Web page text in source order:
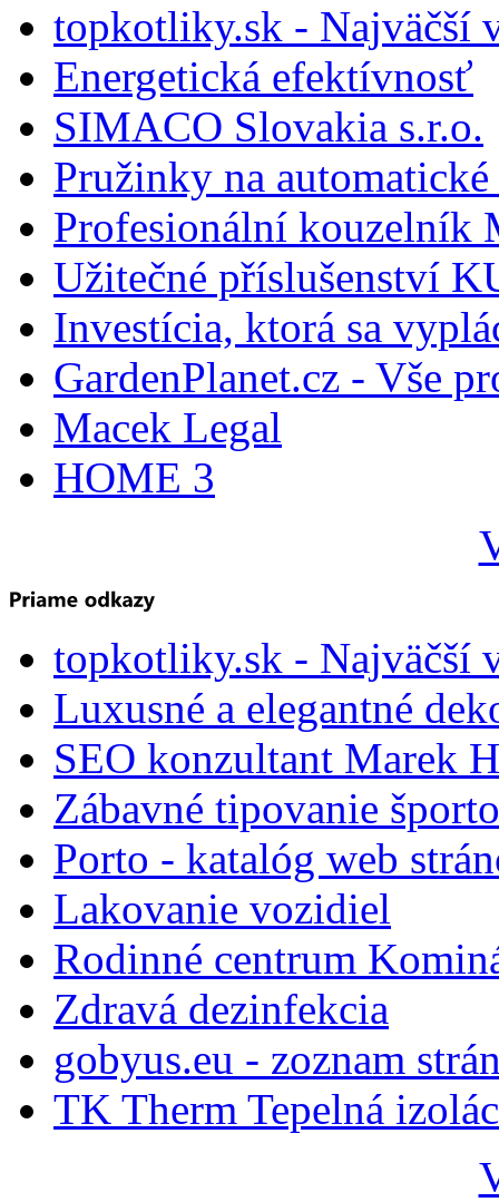
topkotliky.sk - Najväčší
Energetická efektívnosť
SIMACO Slovakia s.r.o.
Pružinky na
Profesionální kouzelník
Užitečné příslušenství
Investícia, ktorá sa
GardenPlanet.cz - Vše
Macek Legal
HOME 3
topkotliky.sk - Najväčší
Luxusné a elegantné
SEO konzultant Marek
Zábavné tipovanie
Porto - katalóg web
Lakovanie vozidiel
Rodinné centrum
Zdravá dezinfekcia
gobyus.eu - zoznam
TK Therm Tepelná